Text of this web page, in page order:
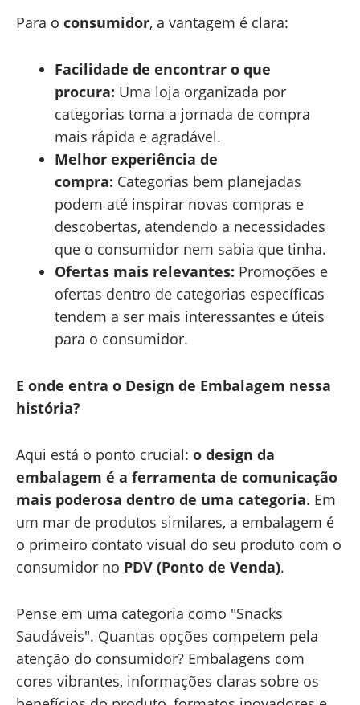
Para o consumidor, a vantagem é clara:
Facilidade de encontrar o que
procura: Uma loja organizada por
categorias torna a jornada de compra
mais rápida e agradável.
Melhor experiência de
compra: Categorias bem planejadas
podem até inspirar novas compras e
descobertas, atendendo a necessidades
que o consumidor nem sabia que tinha.
Ofertas mais relevantes: Promoções e
ofertas dentro de categorias específicas
tendem a ser mais interessantes e úteis
para o consumidor.
E onde entra o Design de Embalagem nessa
história?
Aqui está o ponto crucial: o design da
embalagem é a ferramenta de comunicação
mais poderosa dentro de uma categoria. Em
um mar de produtos similares, a embalagem é
o primeiro contato visual do seu produto com o
consumidor no PDV (Ponto de Venda).
Pense em uma categoria como "Snacks
Saudáveis". Quantas opções competem pela
atenção do consumidor? Embalagens com
cores vibrantes, informações claras sobre os